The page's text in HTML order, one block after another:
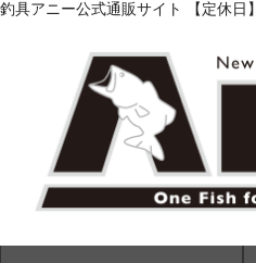
釣具アニー公式通販サイト 【定休日